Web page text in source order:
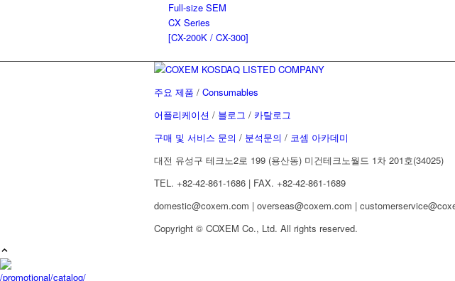
Full-size SEM
CX Series
[CX-200K / CX-300]
주요 제품 / Consumables
어플리케이션 / 블로그 / 카탈로그
구매 및 서비스 문의 / 분석문의 / 코셈 아카데미
대전 유성구 테크노2로 199 (용산동) 미건테크노월드 1차 201호(34025)
TEL. +82-42-861-1686 | FAX. +82-42-861-1689
domestic@coxem.com | overseas@coxem.com |
Copyright © COXEM Co., Ltd. All rights reserved.